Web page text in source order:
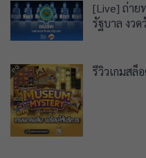
[Live] ถ่าย
รัฐบาล งว
รีวิวเกมสล็